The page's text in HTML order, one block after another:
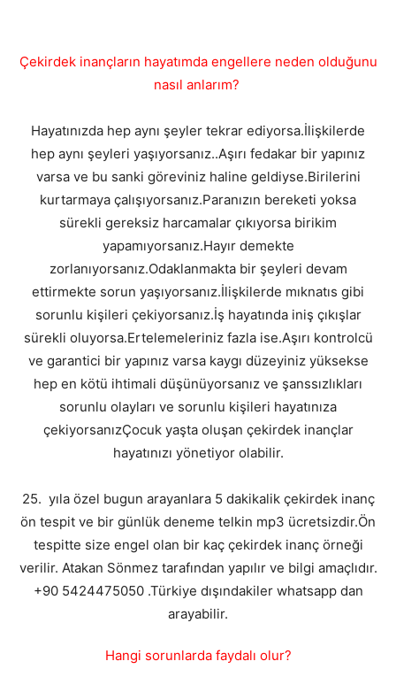
Çekirdek inançların hayatımda engellere neden olduğunu
nasıl anlarım?
Hayatınızda hep aynı şeyler tekrar ediyorsa.İlişkilerde
hep aynı şeyleri yaşıyorsanız..Aşırı fedakar bir yapınız
varsa ve bu sanki göreviniz haline geldiyse.Birilerini
kurtarmaya çalışıyorsanız.Paranızın bereketi yoksa
sürekli gereksiz harcamalar çıkıyorsa birikim
yapamıyorsanız.Hayır demekte
zorlanıyorsanız.Odaklanmakta bir şeyleri devam
ettirmekte sorun yaşıyorsanız.İlişkilerde mıknatıs gibi
sorunlu kişileri çekiyorsanız.İş hayatında iniş çıkışlar
sürekli oluyorsa.Ertelemeleriniz fazla ise.Aşırı kontrolcü
ve garantici bir yapınız varsa kaygı düzeyiniz yüksekse
hep en kötü ihtimali düşünüyorsanız ve şanssızlıkları
sorunlu olayları ve sorunlu kişileri hayatınıza
çekiyorsanızÇocuk yaşta oluşan çekirdek inançlar
hayatınızı yönetiyor olabilir.
25. yıla özel bugun arayanlara 5 dakikalik çekirdek inanç
ön tespit ve bir günlük deneme telkin mp3 ücretsizdir.Ön
tespitte size engel olan bir kaç çekirdek inanç örneği
verilir. Atakan Sönmez tarafından yapılır ve bilgi amaçlıdır.
+90 5424475050 .Türkiye dışındakiler whatsapp dan
arayabilir.
Hangi sorunlarda faydalı olur?